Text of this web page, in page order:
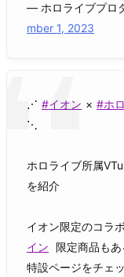
— ホロライブプロ
mber 1, 2023
⋰ #イオン × #ホ
⋱
ホロライブ所属
を紹介
イオン限定のコラ
イン
限定商品も
特設ページをチェ